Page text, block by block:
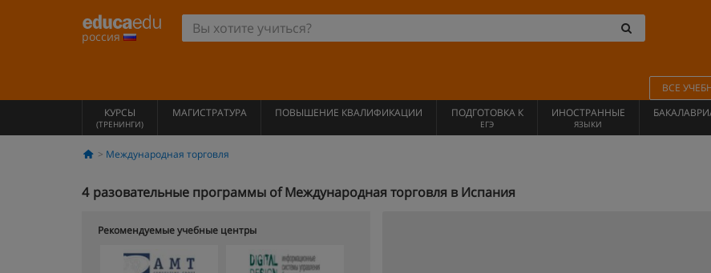
россия
ВСЕ
КУРСЫ
(ТРЕНИНГИ)
МАГИСТРАТУРА ПОВЫШЕНИЕ КВАЛИФИКАЦИИ ПОДГОТОВКА К
ЕГЭ
ИНОСТРАННЫЕ
ЯЗЫКИ
Международная торговля
4 разовательные программы of Международная торговля в Испания
Рекомендуемые учебные центры